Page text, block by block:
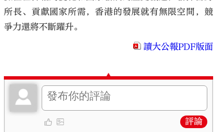
所長、貢獻國家所需，香港的發展就有無限空間，競
爭力還將不斷躍升。
讀大公報PDF版面
評論